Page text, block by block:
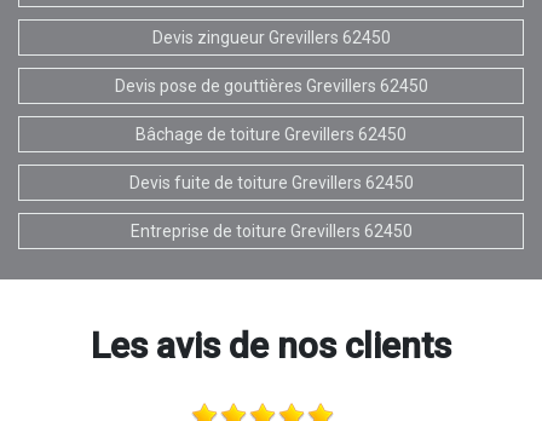
Devis zingueur Grevillers 62450
Devis pose de gouttières Grevillers 62450
Bâchage de toiture Grevillers 62450
Devis fuite de toiture Grevillers 62450
Entreprise de toiture Grevillers 62450
Les avis de nos clients